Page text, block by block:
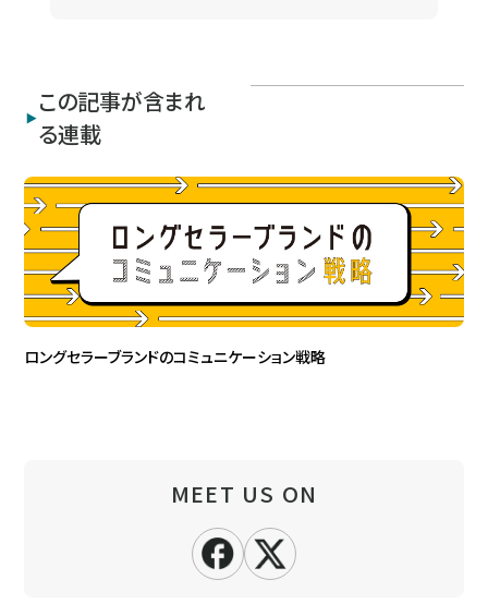
この記事が含まれ
る連載
ロングセラーブランドのコミュニケーション戦略
MEET US ON